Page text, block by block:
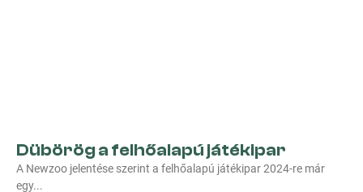
Dübörög a felhőalapú játékipar
A Newzoo jelentése szerint a felhőalapú játékipar 2024-re már
egy